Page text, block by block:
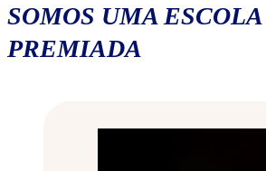
SOMOS UMA ESCOLA
PREMIADA